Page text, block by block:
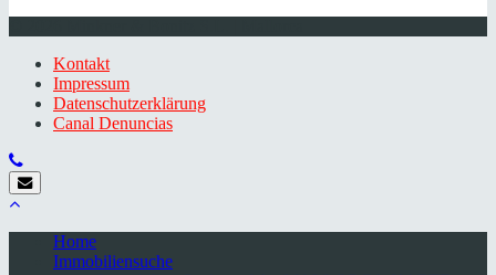
Kontakt
Impressum
Datenschutzerklärung
Canal Denuncias
Home
Immobiliensuche